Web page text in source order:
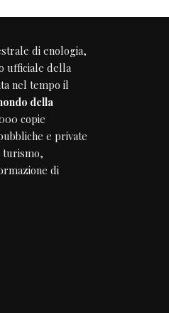
di enologia,
ufficiale della
nel tempo il
della
copie
e private
turismo,
di